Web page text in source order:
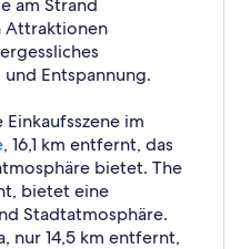
Attraktionen
Entspannung.
im
, 16,1 km entfernt, das
bietet. The
bietet eine
Stadtatmosphäre.
nur 14,5 km entfernt,